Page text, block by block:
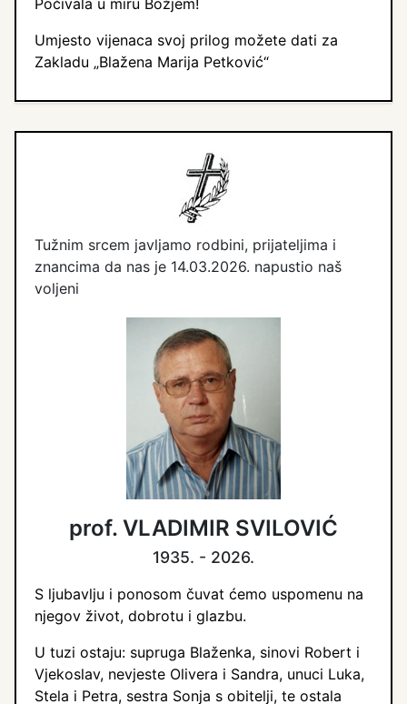
Umjesto vijenaca svoj prilog možete dati za
Zakladu „Blažena Marija Petković“
Tužnim srcem javljamo rodbini, prijateljima i
znancima da nas je 14.03.2026. napustio naš
voljeni
prof. VLADIMIR SVILOVIĆ
1935. - 2026.
S ljubavlju i ponosom čuvat ćemo uspomenu na
njegov život, dobrotu i glazbu.
U tuzi ostaju: supruga Blaženka, sinovi Robert i
Vjekoslav, nevjeste Olivera i Sandra, unuci Luka,
Stela i Petra, sestra Sonja s obitelji, te ostala